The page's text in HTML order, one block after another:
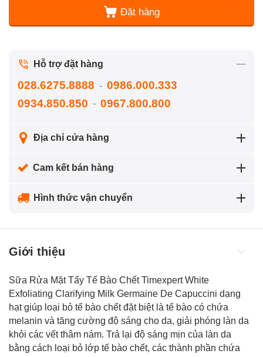
Đặt hàng
Hỗ trợ đặt hàng
028.6275.8888 - 0986.000.333
0934.850.850 - 0967.800.800
Địa chỉ cửa hàng
Cam kết bán hàng
Hình thức vận chuyển
Giới thiệu
Sữa Rửa Mặt Tẩy Tế Bào Chết Timexpert White
Exfoliating Clarifying Milk Germaine De Capuccini dạng
hạt giúp loại bỏ tế bào chết đặt biệt là tế bào có chứa
melanin và tăng cường độ sáng cho da, giải phóng làn da
khỏi các vết thâm nám. Trả lại độ sáng mịn của làn da
bằng cách loại bỏ lớp tế bào chết, các thành phần chứa